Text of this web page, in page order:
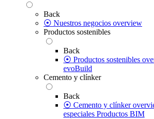
Back
⦿ Nuestros negocios overview
Productos sostenibles
Back
⦿ Productos sostenibles
evoBuild
Cemento y clínker
Back
⦿ Cemento y clínker
especiales Productos BIM